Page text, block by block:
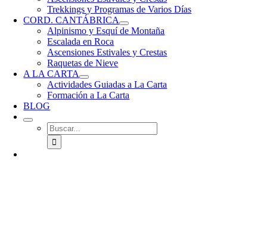
Trekkings y Programas de Varios Días
CORD. CANTÁBRICA
Alpinismo y Esquí de Montaña
Escalada en Roca
Ascensiones Estivales y Crestas
Raquetas de Nieve
A LA CARTA
Actividades Guiadas a La Carta
Formación a La Carta
BLOG
Buscar: